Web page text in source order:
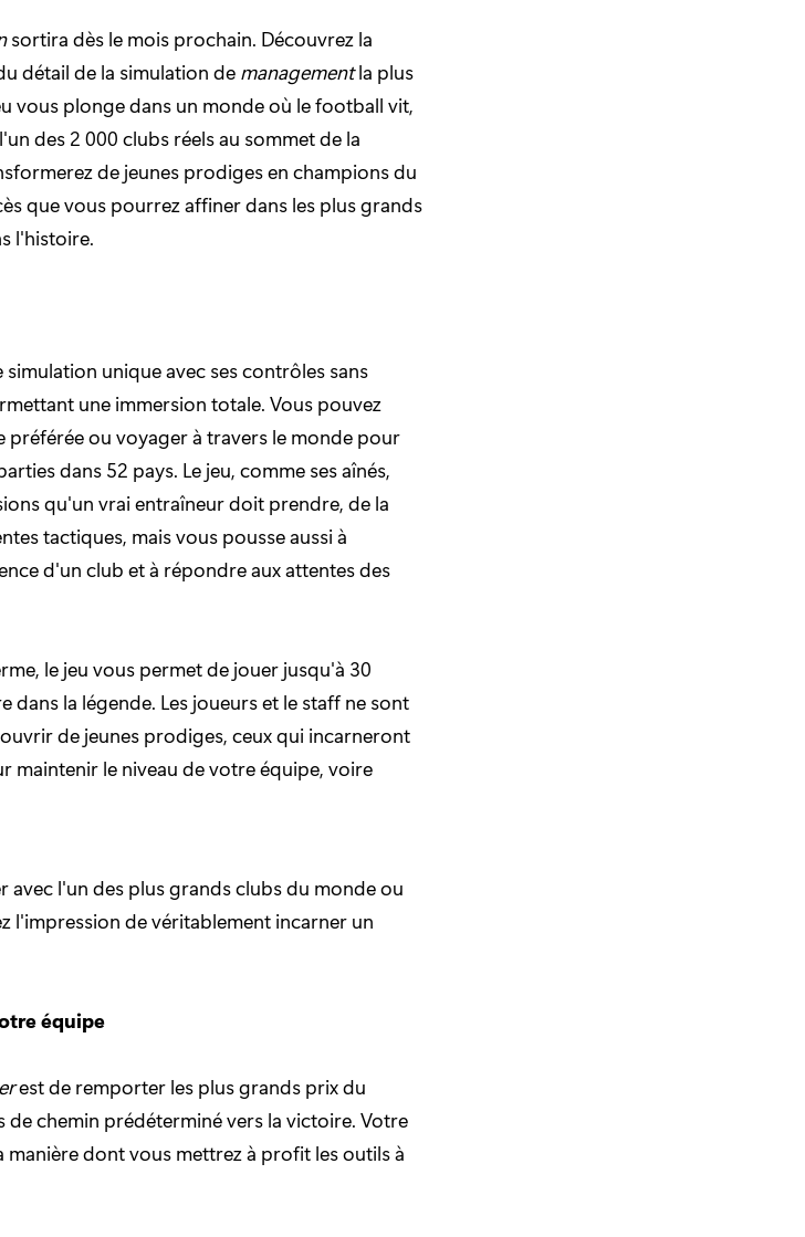
sortira dès le mois prochain. Découvrez la
détail de la simulation de managementla plus
vous plonge dans un monde où le football vit,
des 2 000 clubs réels au sommet de la
de jeunes prodiges en champions du
que vous pourrez affiner dans les plus grands
l'histoire.
unique avec ses contrôles sans
une immersion totale. Vous pouvez
ou voyager à travers le monde pour
dans 52 pays. Le jeu, comme ses aînés,
qu'un vrai entraîneur doit prendre, de la
tactiques, mais vous pousse aussi à
d'un club et à répondre aux attentes des
le jeu vous permet de jouer jusqu'à 30
dans la légende. Les joueurs et le staff ne sont
de jeunes prodiges, ceux qui incarneront
maintenir le niveau de votre équipe, voire
avec l'un des plus grands clubs du monde ou
l'impression de véritablement incarner un
équipe
est de remporter les plus grands prix du
chemin prédéterminé vers la victoire. Votre
dont vous mettrez à profit les outils à